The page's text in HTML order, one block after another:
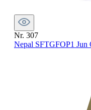
Nr. 307
Nepal SFTGFOP1 Jun